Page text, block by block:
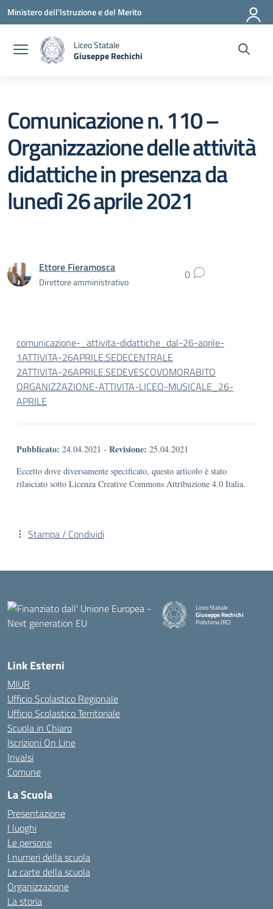
Vai ai contenuti
Vai al menu di navigazione
Vai al footer
Ministero dell'Istruzione e del Merito
Liceo Statale
Giuseppe Rechichi
Comunicazione n. 110 –
Organizzazione delle attività
didattiche in presenza da
lunedì 26 aprile 2021
Ettore Fieramosca
Direttore amministrativo 0
comunicazione-_attivita-didattiche_dal-26-aprile-
1ATTIVITA-26APRILE.SEDECENTRALE
2ATTIVITA-26APRILE.SEDEVESCOVOMORABITO
ORGANIZZAZIONE-ATTIVITA-LICEO-MUSICALE_26-
APRILE
Pubblicato: 24.04.2021 - Revisione: 25.04.2021
Eccetto dove diversamente specificato, questo articolo è stato
rilasciato sotto Licenza Creative Commons Attribuzione 4.0 Italia.
Stampa / Condividi
Liceo Statale
Giuseppe Rechichi
Polistena (RC)
Link Esterni
MIUR
Ufficio Scolastico Regionale
Ufficio Scolastico Territoriale
Scuola in Chiaro
Iscrizioni On Line
Invalsi
Comune
La Scuola
Presentazione
I luoghi
Le persone
I numeri della scuola
Le carte della scuola
Organizzazione
La storia